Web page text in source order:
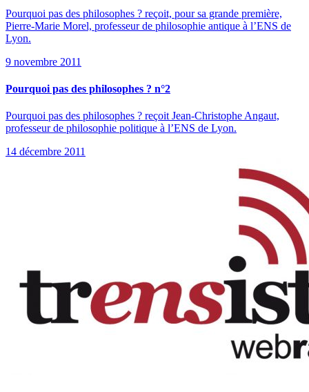
Pourquoi pas des philosophes ? reçoit, pour sa grande première,
Pierre-Marie Morel, professeur de philosophie antique à l’ENS de
Lyon.
9 novembre 2011
Pourquoi pas des philosophes ? n°2
Pourquoi pas des philosophes ? reçoit Jean-Christophe Angaut,
professeur de philosophie politique à l’ENS de Lyon.
14 décembre 2011